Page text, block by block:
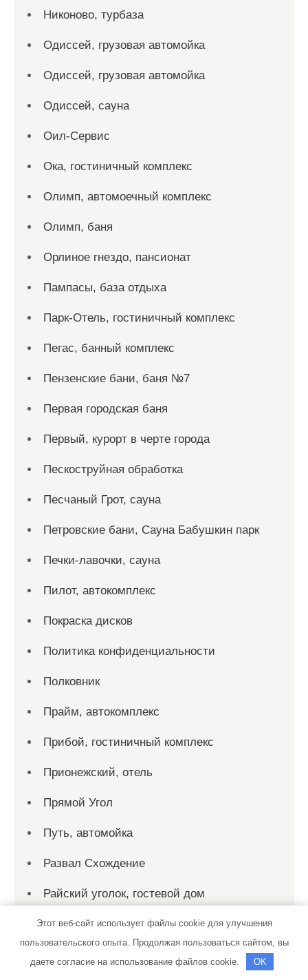
Никоново, турбаза
Одиссей, грузовая автомойка
Одиссей, грузовая автомойка
Одиссей, сауна
Оил-Сервис
Ока, гостиничный комплекс
Олимп, автомоечный комплекс
Олимп, баня
Орлиное гнездо, пансионат
Пампасы, база отдыха
Парк-Отель, гостиничный комплекс
Пегас, банный комплекс
Пензенские бани, баня №7
Первая городская баня
Первый, курорт в черте города
Пескоструйная обработка
Песчаный Грот, сауна
Петровские бани, Сауна Бабушкин парк
Печки-лавочки, сауна
Пилот, автокомплекс
Покраска дисков
Политика конфиденциальности
Полковник
Прайм, автокомплекс
Прибой, гостиничный комплекс
Прионежский, отель
Прямой Угол
Путь, автомойка
Развал Схождение
Райский уголок, гостевой дом
Рассвет, дом отдыха
Этот веб-сайт использует файлы cookie для улучшения
пользовательского опыта. Продолжая пользоваться сайтом, вы
даете согласие на использование файлов cookie.
OK